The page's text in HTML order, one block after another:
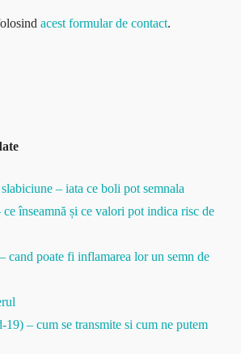
acest formular de contact.
– iata ce boli pot semnala
înseamnă și ce valori pot indica risc de
cand poate fi inflamarea lor un semn de
– cum se transmite si cum ne putem